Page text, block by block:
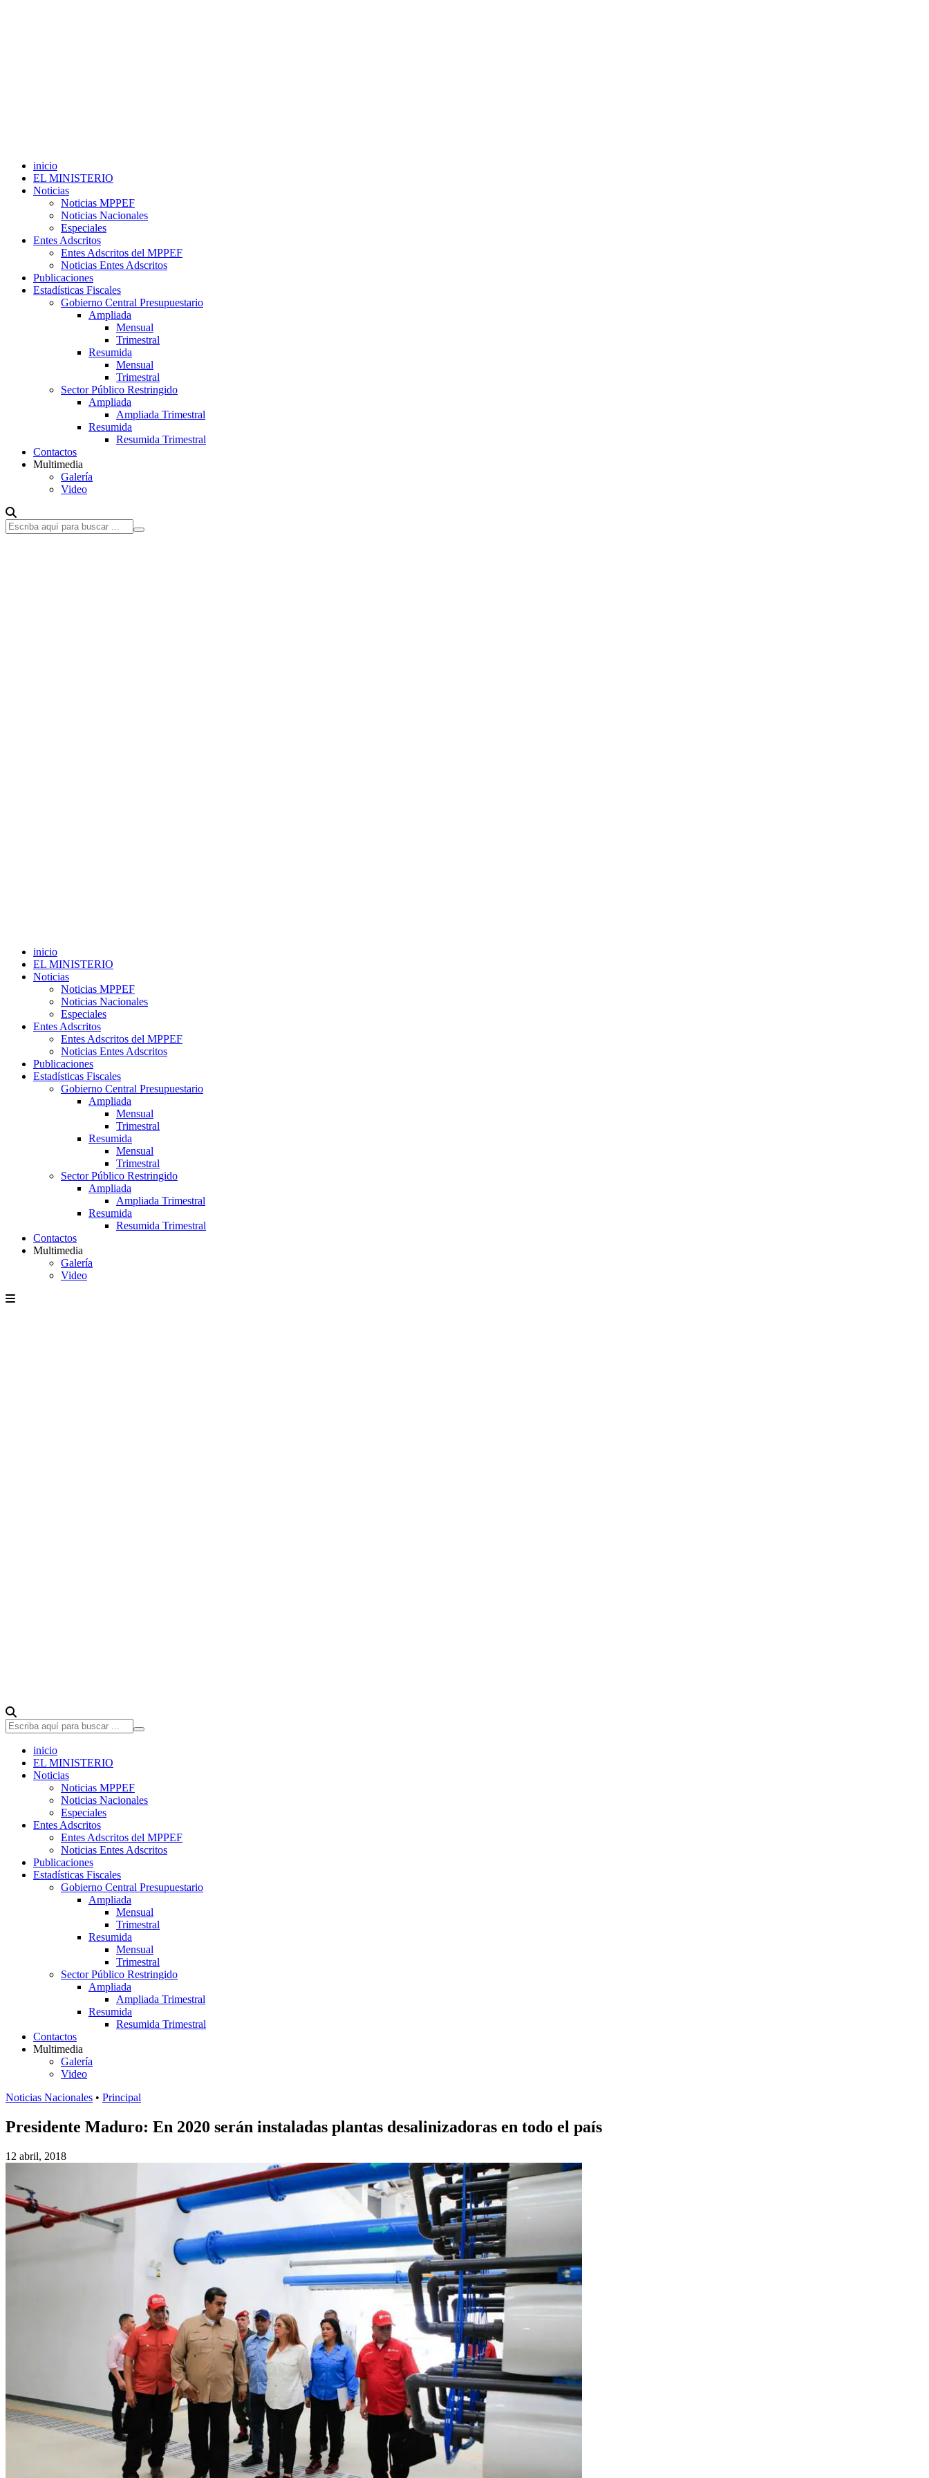
inicio
EL MINISTERIO
Noticias
Noticias MPPEF
Noticias Nacionales
Especiales
Entes Adscritos
Entes Adscritos del MPPEF
Noticias Entes Adscritos
Publicaciones
Estadísticas Fiscales
Gobierno Central Presupuestario
Ampliada
Mensual
Trimestral
Resumida
Mensual
Trimestral
Sector Público Restringido
Ampliada
Ampliada Trimestral
Resumida
Resumida Trimestral
Contactos
Multimedia
Galería
Video
inicio
EL MINISTERIO
Noticias
Noticias MPPEF
Noticias Nacionales
Especiales
Entes Adscritos
Entes Adscritos del MPPEF
Noticias Entes Adscritos
Publicaciones
Estadísticas Fiscales
Gobierno Central Presupuestario
Ampliada
Mensual
Trimestral
Resumida
Mensual
Trimestral
Sector Público Restringido
Ampliada
Ampliada Trimestral
Resumida
Resumida Trimestral
Contactos
Multimedia
Galería
Video
inicio
EL MINISTERIO
Noticias
Noticias MPPEF
Noticias Nacionales
Especiales
Entes Adscritos
Entes Adscritos del MPPEF
Noticias Entes Adscritos
Publicaciones
Estadísticas Fiscales
Gobierno Central Presupuestario
Ampliada
Mensual
Trimestral
Resumida
Mensual
Trimestral
Sector Público Restringido
Ampliada
Ampliada Trimestral
Resumida
Resumida Trimestral
Contactos
Multimedia
Galería
Video
Noticias Nacionales • Principal
Presidente Maduro: En 2020 serán instaladas plantas desalinizadoras en todo el país
12 abril, 2018